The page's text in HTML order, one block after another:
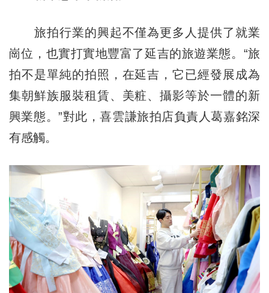
旅拍行業的興起不僅為更多人提供了就業
崗位，也實打實地豐富了延吉的旅遊業態。“旅
拍不是單純的拍照，在延吉，它已經發展成為
集朝鮮族服裝租賃、美粧、攝影等於一體的新
興業態。”對此，喜雲謙旅拍店負責人葛嘉銘深
有感觸。